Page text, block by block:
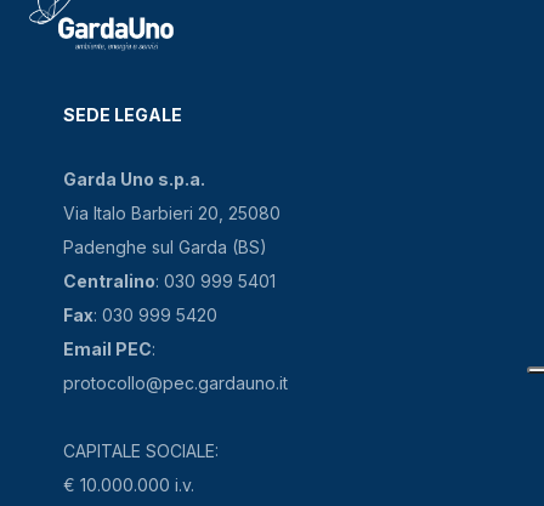
SEDE LEGALE
Garda Uno s.p.a.
Via Italo Barbieri 20, 25080
Padenghe sul Garda (BS)
Centralino: 030 999 5401
Fax: 030 999 5420
Email PEC:
protocollo@pec.gardauno.it
CAPITALE SOCIALE:
€ 10.000.000 i.v.